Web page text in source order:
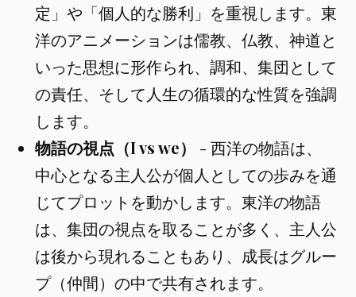
定」や「個人的な勝利」を重視します。東
洋のアニメーションは儒教、仏教、神道と
いった思想に形作られ、調和、集団として
の責任、そして人生の循環的な性質を強調
します。
物語の視点（I vs we）
- 西洋の物語は、
中心となる主人公が個人としての歩みを通
じてプロットを動かします。東洋の物語
は、集団の視点を取ることが多く、主人公
は後から現れることもあり、成長はグルー
プ（仲間）の中で共有されます。